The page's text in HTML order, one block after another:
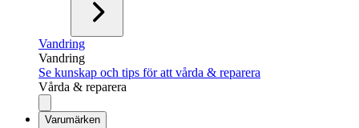
Vandring
Vandring
Se kunskap och tips för att vårda & reparera
Vårda & reparera
Varumärken